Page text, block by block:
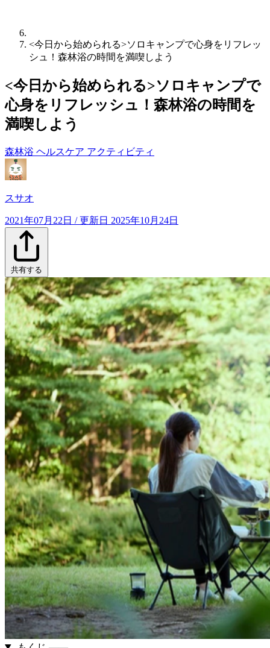
<今日から始められる>ソロキャンプで心身をリフレッ
シュ！森林浴の時間を満喫しよう
<今日から始められる>ソロキャンプで
心身をリフレッシュ！森林浴の時間を
満喫しよう
森林浴 ヘルスケア アクティビティ
スサオ
2021年07月22日 / 更新日 2025年10月24日
共有する